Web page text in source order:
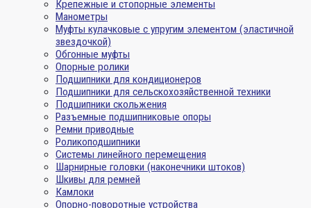
Крепежные и стопорные элементы
Манометры
Муфты кулачковые с упругим элементом (эластичной
звездочкой)
Обгонные муфты
Опорные ролики
Подшипники для кондиционеров
Подшипники для сельскохозяйственной техники
Подшипники скольжения
Разъемные подшипниковые опоры
Ремни приводные
Роликоподшипники
Системы линейного перемещения
Шарнирные головки (наконечники штоков)
Шкивы для ремней
Камлоки
Опорно-поворотные устройства